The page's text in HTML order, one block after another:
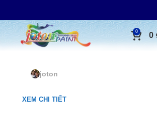
0 0
joton
XEM CHI TIẾT